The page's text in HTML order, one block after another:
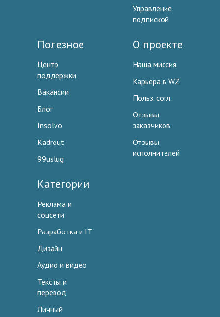
Управление
подпиской
Полезное
Центр
поддержки
Вакансии
Блог
Insolvo
Kadrout
99uslug
О проекте
Наша миссия
Карьера в WZ
Польз. согл.
Отзывы
заказчиков
Отзывы
исполнителей
Категории
Реклама и
соцсети
Разработка и IT
Дизайн
Аудио и видео
Тексты и
перевод
Личный